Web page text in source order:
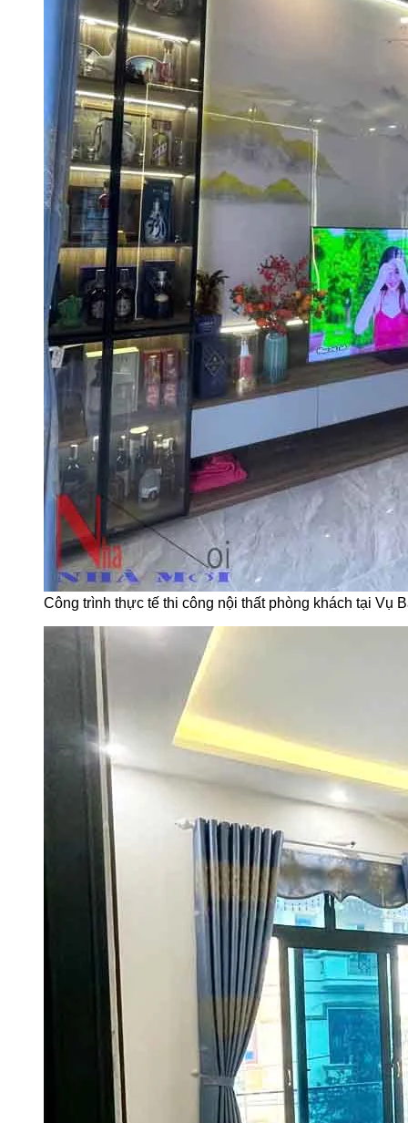
Công trình thực tế thi công nội thất phòng khách tại Vụ